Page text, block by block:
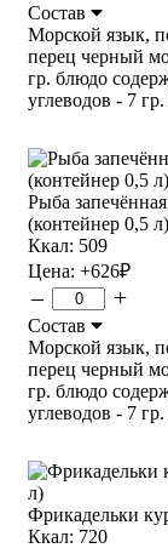
Состав
Морской язык,
перец черный
гр. блюдо
углеводов - 7
Рыба
(контейнер 0,5 л)
Ккал: 509
Цена: +626₽
– +
Состав
Морской язык,
перец черный
гр. блюдо
углеводов - 7
Фрикадельки
Ккал: 720